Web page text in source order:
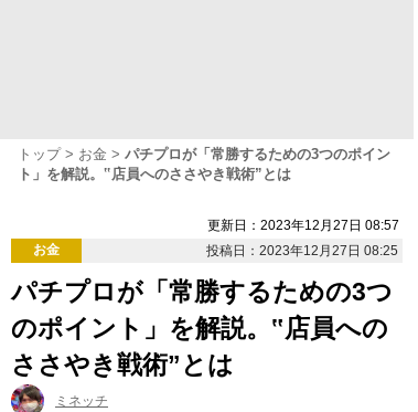
トップ お金
パチプロが「常勝するための3つのポイン
ト」を解説。‟店員へのささやき戦術”とは
更新日：2023年12月27日 08:57
お金
投稿日：2023年12月27日 08:25
パチプロが「常勝するための3つ
のポイント」を解説。‟店員への
ささやき戦術”とは
ミネッチ